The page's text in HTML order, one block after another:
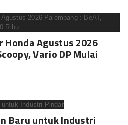
Agustus 2026
Vario DP Mulai
Baru untuk Industri